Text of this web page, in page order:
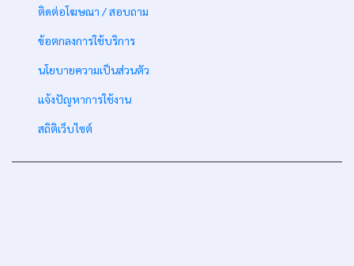
ติดต่อโฆษณา / สอบถาม
ข้อตกลงการใช้บริการ
นโยบายความเป็นส่วนตัว
แจ้งปัญหาการใช้งาน
สถิติเว็บไซต์